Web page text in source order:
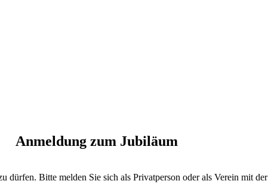
Anmeldung zum Jubiläum
dürfen. Bitte melden Sie sich als Privatperson oder als Verein mit